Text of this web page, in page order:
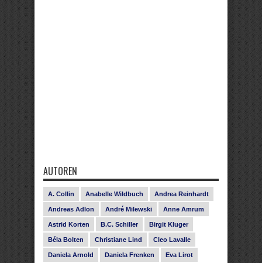
AUTOREN
A. Collin Anabelle Wildbuch Andrea Reinhardt
Andreas Adlon André Milewski Anne Amrum
Astrid Korten B.C. Schiller Birgit Kluger
Béla Bolten Christiane Lind Cleo Lavalle
Daniela Arnold Daniela Frenken Eva Lirot